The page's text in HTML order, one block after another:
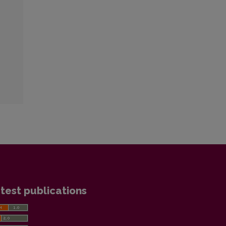
publications